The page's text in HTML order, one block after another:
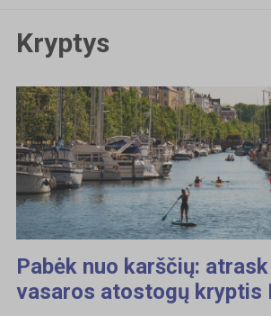
Kryptys
Pabėk nuo karščių:
vasaros atostogų kryptis